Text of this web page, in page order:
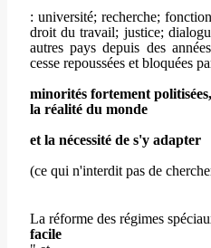
: université; recherche;
droit du travail; justice;
autres pays depuis des
cesse repoussées et bloquées
minorités fortement
la réalité du monde
et la nécessité de s'y adapter
(ce qui n'interdit pas de
La réforme des régimes
facile